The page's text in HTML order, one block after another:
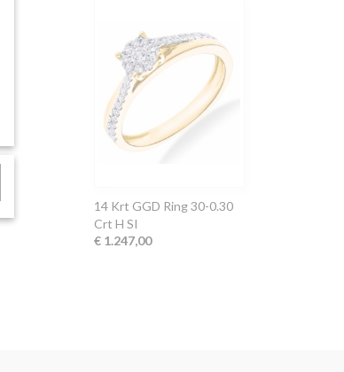
14 Krt GGD Ring 30-0.30
Crt H SI
€ 1.247,00